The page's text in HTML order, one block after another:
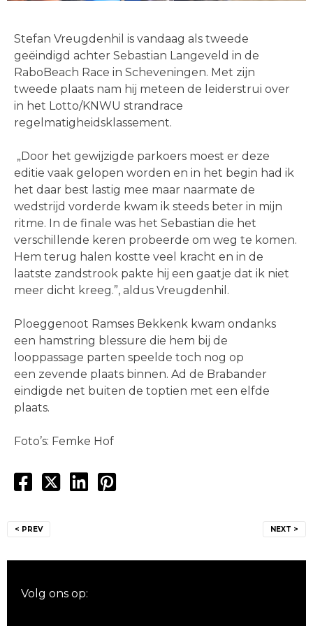
Stefan Vreugdenhil is vandaag als tweede
geëindigd achter Sebastian Langeveld in de
RaboBeach Race in Scheveningen. Met zijn
tweede plaats nam hij meteen de leiderstrui over
in het Lotto/KNWU strandrace
regelmatigheidsklassement.
„Door het gewijzigde parkoers moest er deze
editie vaak gelopen worden en in het begin had ik
het daar best lastig mee maar naarmate de
wedstrijd vorderde kwam ik steeds beter in mijn
ritme. In de finale was het Sebastian die het
verschillende keren probeerde om weg te komen.
Hem terug halen kostte veel kracht en in de
laatste zandstrook pakte hij een gaatje dat ik niet
meer dicht kreeg.”, aldus Vreugdenhil.
Ploeggenoot Ramses Bekkenk kwam ondanks
een hamstring blessure die hem bij de
looppassage parten speelde toch nog op
een zevende plaats binnen. Ad de Brabander
eindigde net buiten de toptien met een elfde
plaats.
Foto’s: Femke Hof
navigatie
< PREV NEXT >
Volg ons op: